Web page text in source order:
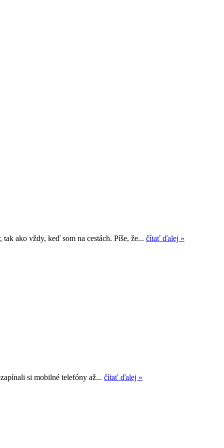
ako vždy, keď som na cestách. Píše, že... čítať ďalej »
si mobilné telefóny až... čítať ďalej »